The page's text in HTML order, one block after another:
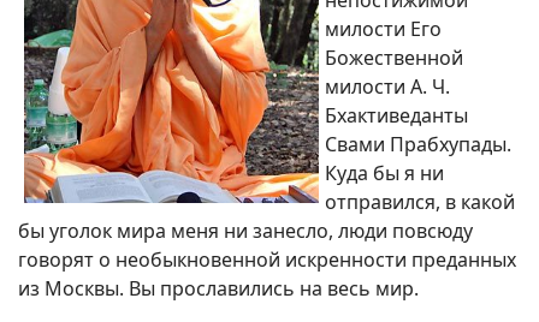
милости Его
Божественной
милости А. Ч.
Бхактиведанты
Свами Прабхупады.
Куда бы я ни
отправился, в какой
бы уголок мира меня ни занесло, люди повсюду
говорят о необыкновенной искренности преданных
из Москвы. Вы прославились на весь мир.